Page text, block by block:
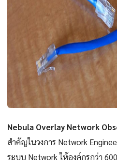
Nebula Overlay Network
สำคัญในวงการ Network
ระบบ Network ให้องค์กรกว่า